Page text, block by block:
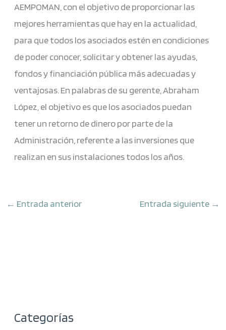
AEMPOMAN, con el objetivo de proporcionar las
mejores herramientas que hay en la actualidad,
para que todos los asociados estén en condiciones
de poder conocer, solicitar y obtener las ayudas,
fondos y financiación pública más adecuadas y
ventajosas. En palabras de su gerente, Abraham
López, el objetivo es que los asociados puedan
tener un retorno de dinero por parte de la
Administración, referente a las inversiones que
realizan en sus instalaciones todos los años.
← Entrada anterior Entrada siguiente →
Categorías